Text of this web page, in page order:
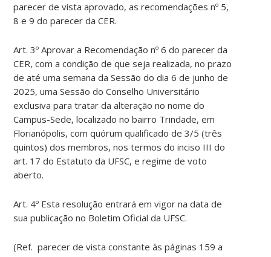
parecer de vista aprovado, as recomendações nº 5,
8 e 9 do parecer da CER.
Art. 3º Aprovar a Recomendação nº 6 do parecer da
CER, com a condição de que seja realizada, no prazo
de até uma semana da Sessão do dia 6 de junho de
2025, uma Sessão do Conselho Universitário
exclusiva para tratar da alteração no nome do
Campus-Sede, localizado no bairro Trindade, em
Florianópolis, com quórum qualificado de 3/5 (três
quintos) dos membros, nos termos do inciso III do
art. 17 do Estatuto da UFSC, e regime de voto
aberto.
Art. 4º Esta resolução entrará em vigor na data de
sua publicação no Boletim Oficial da UFSC.
(Ref. parecer de vista constante às páginas 159 a